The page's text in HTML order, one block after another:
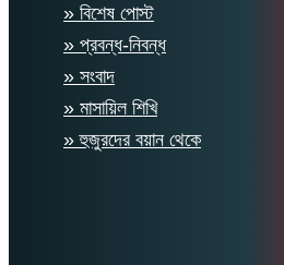
» বিশেষ পোস্ট
» প্রবন্ধ-নিবন্ধ
» সংবাদ
» মাসায়িল শিখি
» হুজুরদের বয়ান থেকে